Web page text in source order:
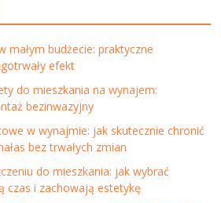
małym budżecie: praktyczne
efekt
do mieszkania na wynajem:
bezinwazyjny
w wynajmie: jak skutecznie chronić
bez trwałych zmian
do mieszkania: jak wybrać
czas i zachowają estetykę